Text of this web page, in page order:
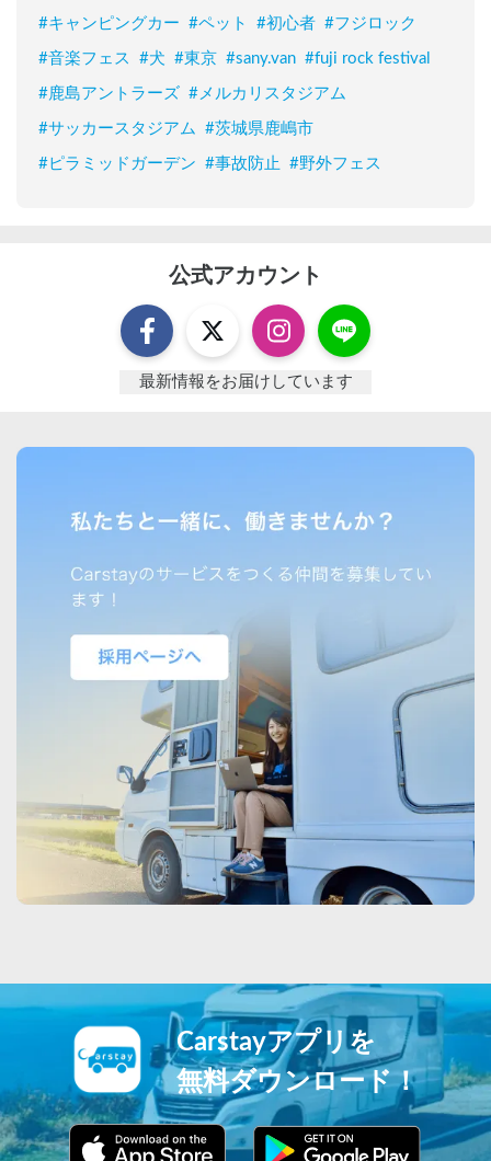
#キャンピングカー #ペット #初心者 #フジロック
#音楽フェス #犬 #東京 #sany.van #fuji rock festival
#鹿島アントラーズ #メルカリスタジアム
#サッカースタジアム #茨城県鹿嶋市
#ピラミッドガーデン #事故防止 #野外フェス
公式アカウント
最新情報をお届けしています
Carstayアプリを
無料ダウンロード！